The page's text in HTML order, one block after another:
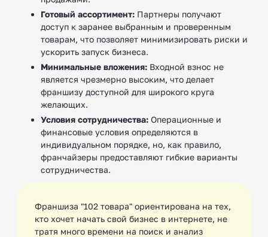
Готовый ассортимент: Партнеры получают
доступ к заранее выбранным и проверенным
товарам, что позволяет минимизировать риски и
ускорить запуск бизнеса.
Минимальные вложения: Входной взнос не
является чрезмерно высоким, что делает
франшизу доступной для широкого круга
желающих.
Условия сотрудничества: Операционные и
финансовые условия определяются в
индивидуальном порядке, но, как правило,
франчайзеры предоставляют гибкие варианты
сотрудничества.
Франшиза "102 товара" ориентирована на тех,
кто хочет начать свой бизнес в интернете, не
тратя много времени на поиск и анализ